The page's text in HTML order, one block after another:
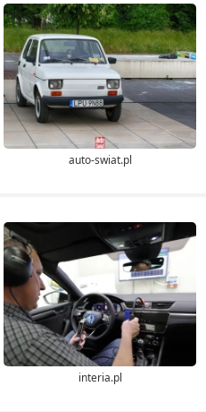
auto-swiat.pl
interia.pl